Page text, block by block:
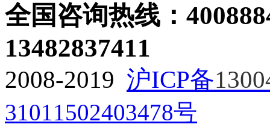
全国咨询热线：
13482837411
2008-2019 沪ICP备
31011502403478号